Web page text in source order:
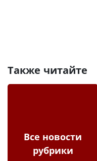
Также читайте
Все новости
рубрики